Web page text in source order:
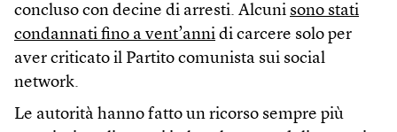
concluso con decine di arresti. Alcuni sono stati
condannati fino a vent’anni di carcere solo per
aver criticato il Partito comunista sui social
network.
Le autorità hanno fatto un ricorso sempre più